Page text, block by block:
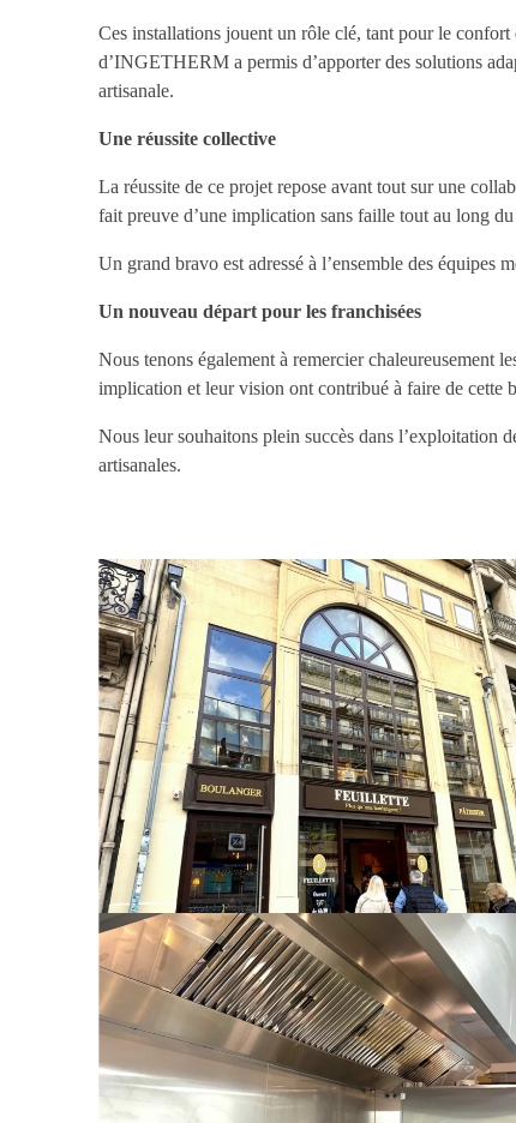
Ces installations jouent un rôle clé, tant pour le
d’INGETHERM a permis d’apporter des solutions
artisanale.
Une réussite collective
La réussite de ce projet repose avant tout sur une
fait preuve d’une implication sans faille tout au long
Un grand bravo est adressé à l’ensemble des équipes
Un nouveau départ pour les franchisées
Nous tenons également à remercier chaleureusement
implication et leur vision ont contribué à faire de cette
Nous leur souhaitons plein succès dans l’exploitation
artisanales.